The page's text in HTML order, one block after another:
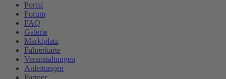
Portal
Forum
FAQ
Galerie
Marktplatz
Fahrerkarte
Veranstaltungen
Anleitungen
Partner